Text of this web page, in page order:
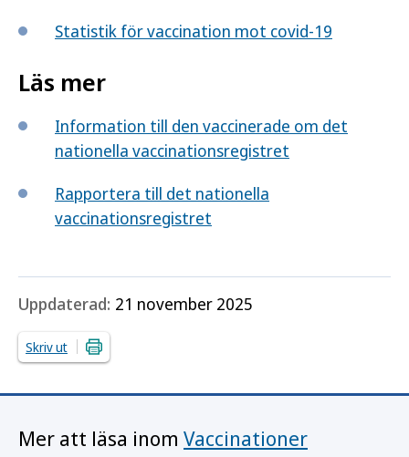
Statistik för vaccination mot covid-19
Läs mer
Information till den vaccinerade om det
nationella vaccinationsregistret
Rapportera till det nationella
vaccinationsregistret
Uppdaterad: 21 november 2025
Skriv ut
Mer att läsa inom Vaccinationer